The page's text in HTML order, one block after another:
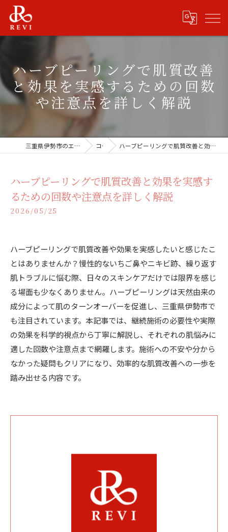
ハーブピーリングで肌質改善
と効果を実感するための回数
や注意点を詳しく解説
三重県伊勢市のエステならREVISHOP 伊勢店 コラム ハーブピーリングで肌質改善と効果を実感するための回数や注意点を詳しく解説
ハーブピーリングで肌質改善と効果を実感す
るための回数や注意点を詳しく解説
2026/05/25
ハーブピーリングで肌質改善や効果を実感したいと感じたこ
とはありませんか？慢性的ないちご鼻やニキビ跡、繰り返す
肌トラブルに悩む際、日々のスキンケアだけでは限界を感じ
る場面も少なくありません。ハーブピーリングは天然由来の
成分によって肌のターンオーバーを促進し、三重県伊勢市で
も注目されています。本記事では、継続施術の必要性や実際
の効果を科学的視点から丁寧に解説し、それぞれの肌悩みに
適した回数や注意点まで網羅します。施術への不安や分から
なかった疑問もクリアになり、効率的な肌質改善への一歩を
踏み出せる内容です。